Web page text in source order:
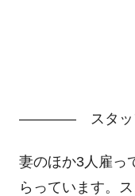
―――― スタッフ
妻のほか3人雇っ
らっています。